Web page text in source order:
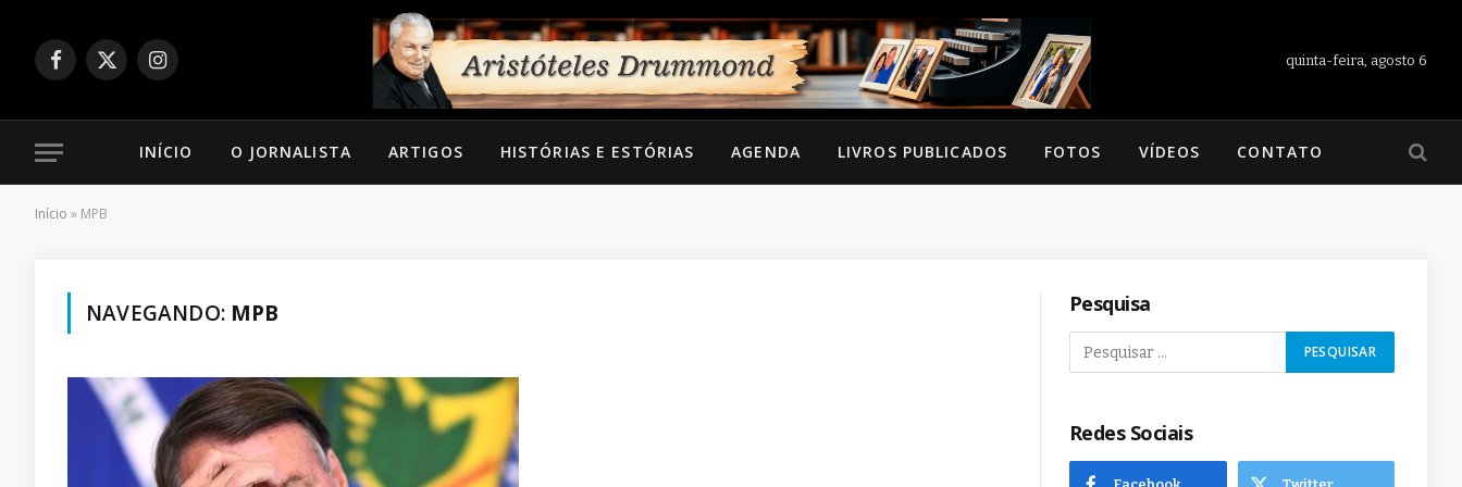
Facebook
X
Instagram
quinta-feira, agosto 6
INÍCIO O JORNALISTA ARTIGOS HISTÓRIAS E ESTÓRIAS AGENDA LIVROS PUBLICADOS FOTOS VÍDEOS CONTATO
Início » MPB
NAVEGANDO: MPB Pesquisa
Redes Sociais